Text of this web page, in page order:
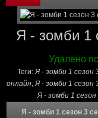
Я - зомби 1
Удалено
Теги:Я - зомби 1 сезон
онлайн,Я - зомби 1 сезон
Я - зомби 1
Я - зомби 1 сезон 3